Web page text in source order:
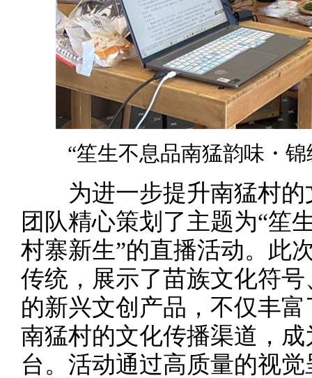
“笙生不息品南猛韵味・
为进一步提升南猛村的
团队精心策划了主题为“笙
村寨新生”的直播活动。此
传统，展示了苗族文化符
的新兴文创产品，不仅丰
南猛村的文化传播渠道，
台。活动通过高质量的视